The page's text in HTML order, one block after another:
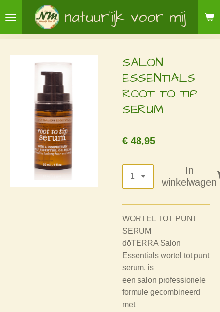
direct
naar
natuurlijk voor mij
SALON
ESSENTIALS
ROOT TO TIP
SERUM
€ 48,95
In
winkelwagen
WORTEL TOT PUNT
SERUM
dōTERRA Salon
Essentials wortel tot punt
serum, is
een salon professionele
formule gecombineerd
met